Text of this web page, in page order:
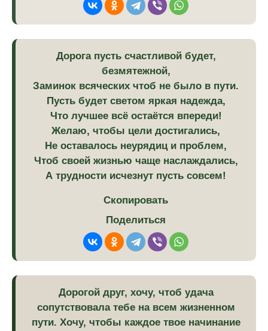
Дорога пусть счастливой будет,
безмятежной,
Заминок всяческих чтоб не было в пути.
Пусть будет светом яркая надежда,
Что лучшее всё остаётся впереди!
Желаю, чтобы цели достигались,
Не оставалось неурядиц и проблем,
Чтоб своей жизнью чаще наслаждались,
А трудности исчезнут пусть совсем!
Скопировать
Поделиться
Дорогой друг, хочу, чтоб удача
сопутствовала тебе на всем жизненном
пути. Хочу, чтобы каждое твое начинание